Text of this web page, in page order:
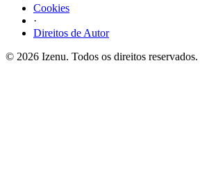
Cookies
·
Direitos de Autor
© 2026 Izenu. Todos os direitos reservados.